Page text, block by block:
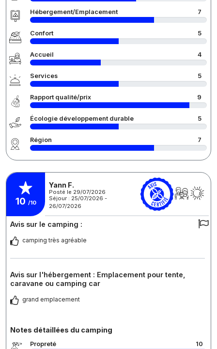
Hébergement/Emplacement 7
Confort 5
Accueil 4
Services 5
Rapport qualité/prix 9
Écologie développement durable 5
Région 7
10 /10
Yann F.
Posté le 29/07/2026
Séjour : 25/07/2026 -
26/07/2026
Avis sur le camping :
camping très agréable
Avis sur l'hébergement : Emplacement pour tente,
caravane ou camping car
grand emplacement
Notes détaillées du camping
Propreté 10